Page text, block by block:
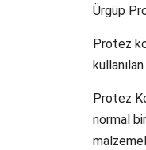
Ürgüp
Protez
Protez
normal